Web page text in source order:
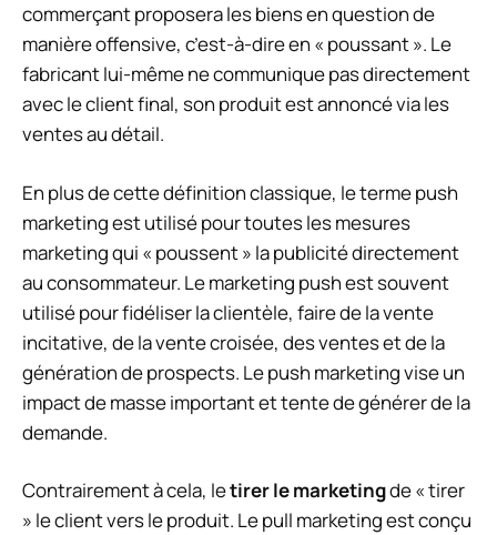
commerçant proposera les biens en question de
manière offensive, c’est-à-dire en « poussant ». Le
fabricant lui-même ne communique pas directement
avec le client final, son produit est annoncé via les
ventes au détail.
En plus de cette définition classique, le terme push
marketing est utilisé pour toutes les mesures
marketing qui « poussent » la publicité directement
au consommateur. Le marketing push est souvent
utilisé pour fidéliser la clientèle, faire de la vente
incitative, de la vente croisée, des ventes et de la
génération de prospects. Le push marketing vise un
impact de masse important et tente de générer de la
demande.
Contrairement à cela, letirer le marketingde « tirer
» le client vers le produit. Le pull marketing est conçu